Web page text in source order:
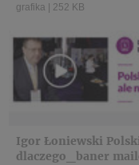
grafika 252 KB
Igor Łoniewski
dlaczego_baner